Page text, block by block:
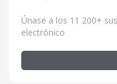
Únase a los 11 200+
electrónico